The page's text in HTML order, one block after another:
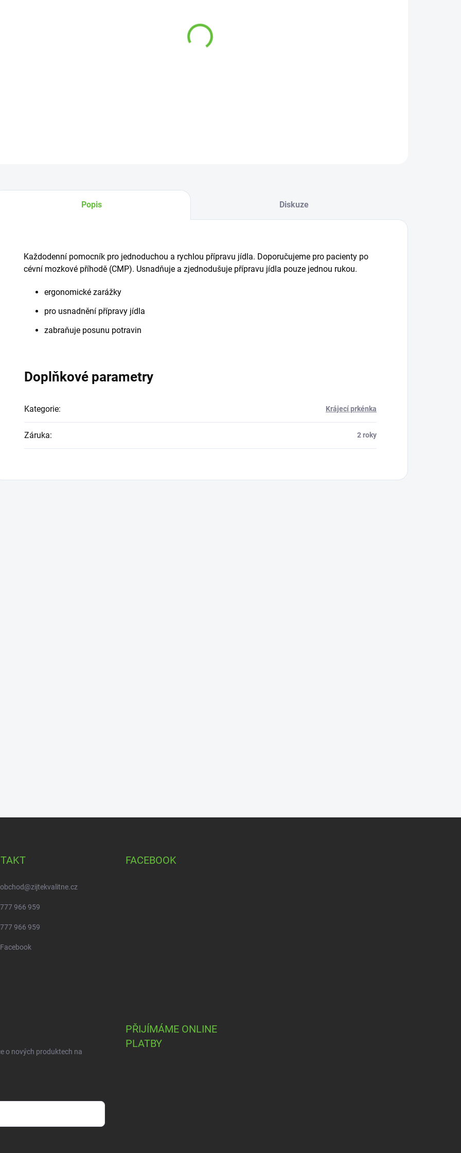
DETAILNÍ INFORMACE
Popis Diskuze
Každodenní pomocník pro jednoduchou a rychlou přípravu jídla. Doporučujeme pro pacienty po
cévní mozkové příhodě (CMP). Usnadňuje a zjednodušuje přípravu jídla pouze jednou rukou.
ergonomické zarážky
pro usnadnění přípravy jídla
zabraňuje posunu potravin
Doplňkové parametry
Kategorie: Krájecí prkénka
Záruka: 2 roky
obchod@zijtekvalitne.cz
777 966 959
777 966 959
Facebook
FACEBOOK
o nových produktech na
PŘIJÍMÁME ONLINE
PLATBY